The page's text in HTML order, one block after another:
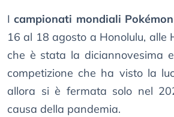
Icampionati mondiali Pokémon
16 al 18 agosto a Honolulu, alle
che è stata la diciannovesima
competizione che ha visto la
allora si è fermata solo nel
causa della pandemia.